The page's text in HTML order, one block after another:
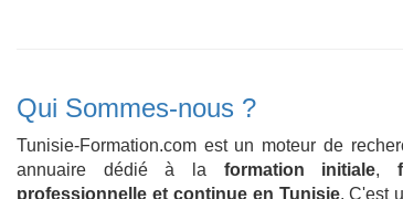
Qui Sommes-nous ?
Tunisie-Formation.com est un moteur de
annuaire dédié à la formation initiale,
professionnelle et continue en Tunisie. C'est